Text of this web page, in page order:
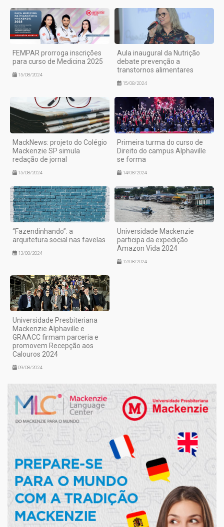
FEMPAR prorroga inscrições
para curso de Medicina 2025
15/08/2024
Aula inaugural da Nutrição
debate prevenção a
transtornos alimentares
15/08/2024
MackNews: projeto do Colégio
Mackenzie SP simula
redação de jornal
15/08/2024
Primeira turma do curso de
Direito do campus Alphaville
se forma
14/08/2024
“Fazendinhando”: a
arquitetura social nas favelas
13/08/2024
Universidade Mackenzie
participa da expedição
Amazon Vida 2024
12/08/2024
Universidade Presbiteriana
Mackenzie Alphaville e
GRAACC firmam parceria e
promovem Recepção aos
Calouros 2024
09/08/2024